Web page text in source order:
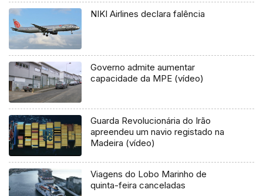
NIKI Airlines declara falência
Governo admite aumentar
capacidade da MPE (vídeo)
Guarda Revolucionária do Irão
apreendeu um navio registado na
Madeira (vídeo)
Viagens do Lobo Marinho de
quinta-feira canceladas